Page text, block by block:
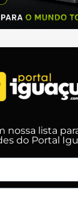
nossa lista
do Portal